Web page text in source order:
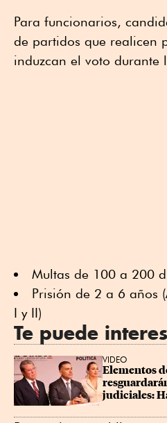
Para funcionarios,
de partidos que realicen
induzcan el voto durante
Multas de 100 a 200
Prisión de 2 a 6 años
I y II)
Te puede
VIDEO
Elementos
judiciales: